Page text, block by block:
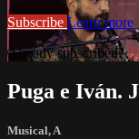
Subscribe Learn more
Already subscribed?
Puga e Iván.
Musical, A